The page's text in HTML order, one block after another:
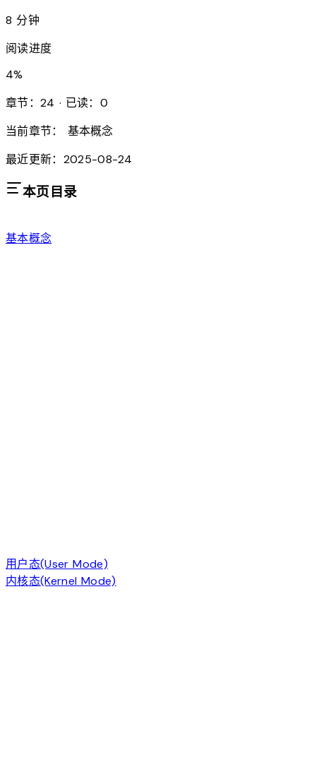
8 分钟
阅读进度
4%
章节：24 · 已读：0
当前章节：
基本概念
最近更新：2025-08-24
本页目录
基本概念
用户态(User Mode)
内核态(Kernel Mode)